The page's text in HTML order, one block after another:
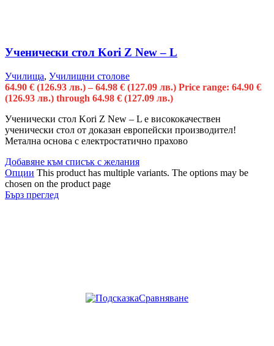
Ученически стол Kori Z New – L
Училища, Училищни столове
64.90 € (126.93 лв.) – 64.98 € (127.09 лв.) Price range: 64.90 €
(126.93 лв.) through 64.98 € (127.09 лв.)
Ученически стол Kori Z New – L е висококачествен
ученически стол от доказан европейски производител!
Метална основа с електростатично прахово
Добавяне към списък с желания
Опции This product has multiple variants. The options may be
chosen on the product page
Бърз преглед
Сравняване